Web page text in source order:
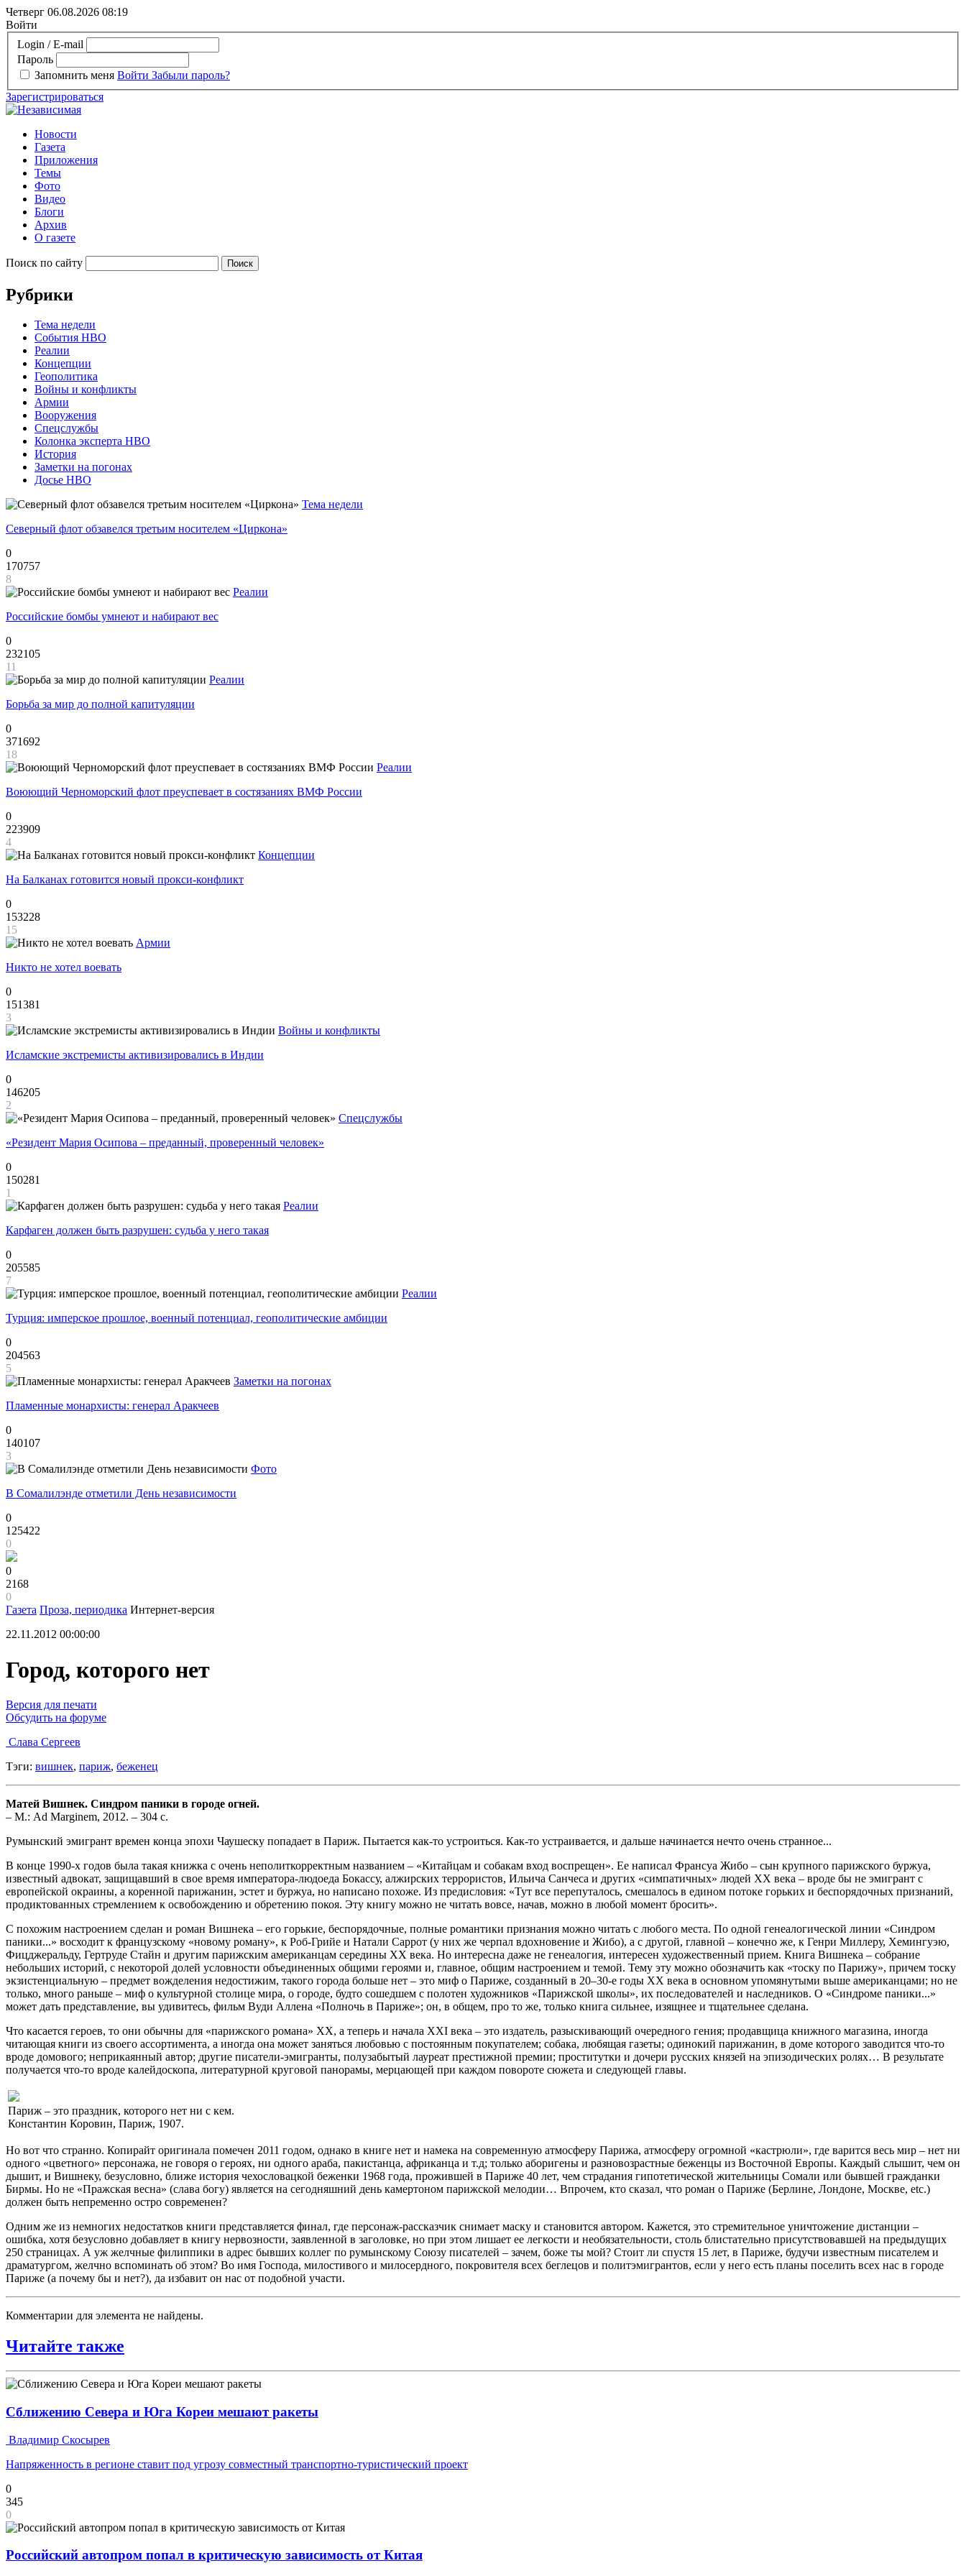
Четверг 06.08.2026 08:19
Войти
Login / E-mail
Пароль
Запомнить меня Войти Забыли пароль?
Зарегистрироваться
Новости
Газета
Приложения
Темы
Фото
Видео
Блоги
Архив
О газете
Поиск по сайту
Рубрики
Тема недели
События НВО
Реалии
Концепции
Геополитика
Войны и конфликты
Армии
Вооружения
Спецслужбы
Колонка эксперта НВО
История
Заметки на погонах
Досье НВО
Тема недели
Северный флот обзавелся третьим носителем «Циркона»
0
170757
8
Реалии
Российские бомбы умнеют и набирают вес
0
232105
11
Реалии
Борьба за мир до полной капитуляции
0
371692
18
Реалии
Воюющий Черноморский флот преуспевает в состязаниях ВМФ России
0
223909
4
Концепции
На Балканах готовится новый прокси-конфликт
0
153228
15
Армии
Никто не хотел воевать
0
151381
3
Войны и конфликты
Исламские экстремисты активизировались в Индии
0
146205
2
Спецслужбы
«Резидент Мария Осипова – преданный, проверенный человек»
0
150281
1
Реалии
Карфаген должен быть разрушен: судьба у него такая
0
205585
7
Реалии
Турция: имперское прошлое, военный потенциал, геополитические амбиции
0
204563
5
Заметки на погонах
Пламенные монархисты: генерал Аракчеев
0
140107
3
Фото
В Сомалилэнде отметили День независимости
0
125422
0
0
2168
0
Газета Проза, периодика Интернет-версия
22.11.2012 00:00:00
Город, которого нет
Версия для печати
Обсудить на форуме
Слава Сергеев
Тэги: вишнек, париж, беженец
Матей Вишнек. Синдром паники в городе огней.
– М.: Ad Marginem, 2012. – 304 с.
Румынский эмигрант времен конца эпохи Чаушеску попадает в Париж. Пытается как-то устроиться. Как-то устраивается, и дальше начинается нечто очень странное...
В конце 1990-х годов была такая книжка с очень неполиткорректным названием – «Китайцам и собакам вход воспрещен». Ее написал Франсуа Жибо – сын крупного парижского буржуа,
известный адвокат, защищавший в свое время императора-людоеда Бокассу, алжирских террористов, Ильича Санчеса и других «симпатичных» людей ХХ века – вроде бы не эмигрант с
европейской окраины, а коренной парижанин, эстет и буржуа, но написано похоже. Из предисловия: «Тут все перепуталось, смешалось в едином потоке горьких и беспорядочных признаний,
продиктованных стремлением к освобождению и обретению покоя. Эту книгу можно не читать вовсе, начав, можно в любой момент бросить».
С похожим настроением сделан и роман Вишнека – его горькие, беспорядочные, полные романтики признания можно читать с любого места. По одной генеалогической линии «Синдром
паники...» восходит к французскому «новому роману», к Роб-Грийе и Натали Саррот (у них же черпал вдохновение и Жибо), а с другой, главной – конечно же, к Генри Миллеру, Хемингуэю,
Фицджеральду, Гертруде Стайн и другим парижским американцам середины ХХ века. Но интересна даже не генеалогия, интересен художественный прием. Книга Вишнека – собрание
небольших историй, с некоторой долей условности объединенных общими героями и, главное, общим настроением и темой. Тему эту можно обозначить как «тоску по Парижу», причем тоску
экзистенциальную – предмет вожделения недостижим, такого города больше нет – это миф о Париже, созданный в 20–30-е годы ХХ века в основном упомянутыми выше американцами; но не
только, много раньше – миф о культурной столице мира, о городе, будто сошедшем с полотен художников «Парижской школы», их последователей и наследников. О «Синдроме паники...»
может дать представление, вы удивитесь, фильм Вуди Аллена «Полночь в Париже»; он, в общем, про то же, только книга сильнее, изящнее и тщательнее сделана.
Что касается героев, то они обычны для «парижского романа» ХХ, а теперь и начала ХХI века – это издатель, разыскивающий очередного гения; продавщица книжного магазина, иногда
читающая книги из своего ассортимента, а иногда она может заняться любовью с постоянным покупателем; собака, любящая газеты; одинокий парижанин, в доме которого заводится что-то
вроде домового; неприкаянный автор; другие писатели-эмигранты, полузабытый лауреат престижной премии; проститутки и дочери русских князей на эпизодических ролях… В результате
получается что-то вроде калейдоскопа, литературной круговой панорамы, мерцающей при каждом повороте сюжета и следующей главы.
Париж – это праздник, которого нет ни с кем.
Константин Коровин, Париж, 1907.
Но вот что странно. Копирайт оригинала помечен 2011 годом, однако в книге нет и намека на современную атмосферу Парижа, атмосферу огромной «кастрюли», где варится весь мир – нет ни
одного «цветного» персонажа, не говоря о героях, ни одного араба, пакистанца, африканца и т.д; только аборигены и разновозрастные беженцы из Восточной Европы. Каждый слышит, чем он
дышит, и Вишнеку, безусловно, ближе история чехословацкой беженки 1968 года, прожившей в Париже 40 лет, чем страдания гипотетической жительницы Сомали или бывшей гражданки
Бирмы. Но не «Пражская весна» (слава богу) является на сегодняшний день камертоном парижской мелодии… Впрочем, кто сказал, что роман о Париже (Берлине, Лондоне, Москве, etc.)
должен быть непременно остро современен?
Одним же из немногих недостатков книги представляется финал, где персонаж-рассказчик снимает маску и становится автором. Кажется, это стремительное уничтожение дистанции –
ошибка, хотя безусловно добавляет в книгу нервозности, заявленной в заголовке, но при этом лишает ее легкости и необязательности, столь блистательно присутствовавшей на предыдущих
250 страницах. А уж желчные филиппики в адрес бывших коллег по румынскому Союзу писателей – зачем, боже ты мой? Стоит ли спустя 15 лет, в Париже, будучи известным писателем и
драматургом, желчно вспоминать об этом? Во имя Господа, милостивого и милосердного, покровителя всех беглецов и политэмигрантов, если у него есть планы поселить всех нас в городе
Париже (а почему бы и нет?), да избавит он нас от подобной участи.
Комментарии для элемента не найдены.
Читайте также
Сближению Севера и Юга Кореи мешают ракеты
Владимир Скосырев
Напряженность в регионе ставит под угрозу совместный транспортно-туристический проект
0
345
0
Российский автопром попал в критическую зависимость от Китая